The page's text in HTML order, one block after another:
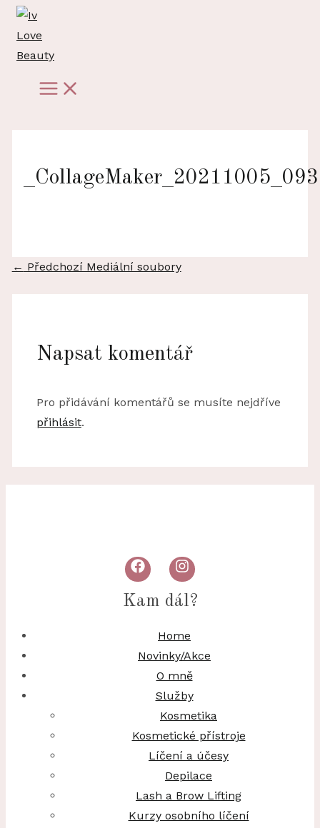
Přeskočit
na
obsah
Main
Menu
Navigace
← Předchozí Mediální soubory
Napsat komentář
Pro přidávání komentářů se musíte nejdříve
přihlásit.
Kam dál?
Home
Novinky/Akce
O mně
Služby
Kosmetika
Kosmetické přístroje
Líčení a účesy
Depilace
Lash a Brow Lifting
Kurzy osobního líčení